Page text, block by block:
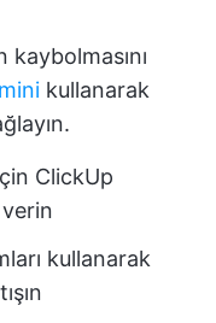
kullanarak
ClickUp
verin
kullanarak